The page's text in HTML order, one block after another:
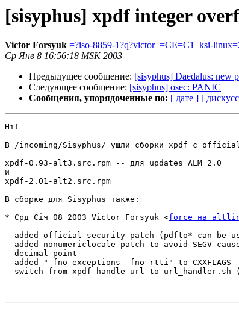
[sisyphus] xpdf integer
Victor Forsyuk =?iso-8859-1?q?victor_=CE=C1_ksi-
Ср Янв 8 16:56:18 MSK 2003
Предыдущее сообщение: [sisyphus] Daedalus: new
Следующее сообщение: [sisyphus] osec: PANIC
Сообщения, упорядоченные по: [ дате ] [
Hi!
В /incoming/Sisyphus/ ушли сборки xpdf с
xpdf-0.93-alt3.src.rpm -- для updates ALM 2.0
и
xpdf-2.01-alt2.src.rpm
В сборке для Sisyphus также:
* Срд Січ 08 2003 Victor Forsyuk <force на
- added official security patch (pdfto* can be
- added nonumericlocale patch to avoid SEGV
  decimal point
- added "-fno-exceptions -fno-rtti" to CXXFLAGS
- switch from xpdf-handle-url to url_handler.sh